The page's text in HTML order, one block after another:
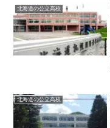
北海道の公立高校
北海道の公立高校